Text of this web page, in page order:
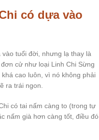
có dựa vào
tuổi đời, nhưng lạ thay là
cử như loại Linh Chi Sừng
cao luôn, vì nó không phải
ra trái ngon.
có tai nấm càng to (trong tự
nấm già hơn càng tốt, điều đó